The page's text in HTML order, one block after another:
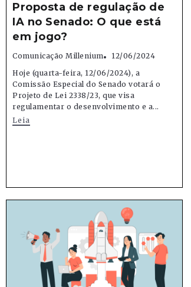
Proposta de regulação de
IA no Senado: O que está
em jogo?
Comunicação Millenium
12/06/2024
Hoje (quarta-feira, 12/06/2024), a
Comissão Especial do Senado votará o
Projeto de Lei 2338/23, que visa
regulamentar o desenvolvimento e a...
Leia